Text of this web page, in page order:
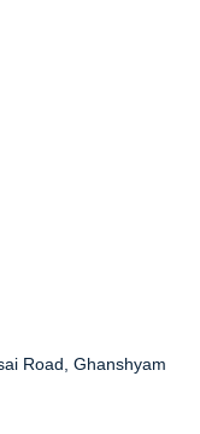
Road, Ghanshyam